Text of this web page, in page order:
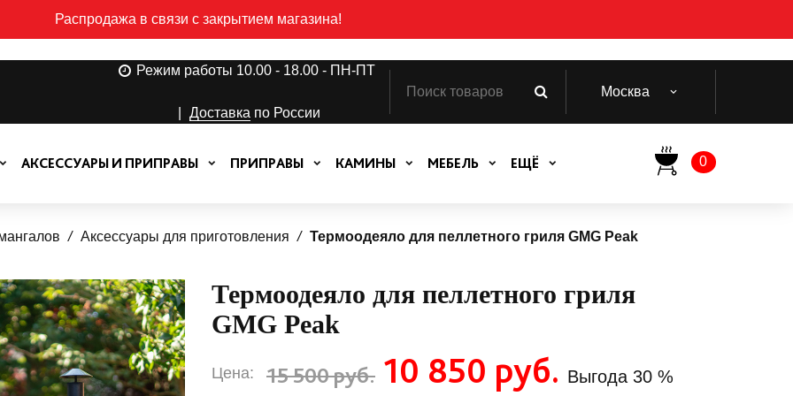
Распродажа в связи с закрытием магазина!
Режим работы 10.00 - 18.00 - ПН-ПТ
Доставка по России
Москва
0
АКСЕССУАРЫ И ПРИПРАВЫ ПРИПРАВЫ КАМИНЫ МЕБЕЛЬ ЕЩЁ
Аксессуары для приготовления Термоодеяло для пеллетного гриля GMG Peak
Термоодеяло для пеллетного гриля
GMG Peak
Цена: 15 500 руб. 10 850 руб. Выгода 30 %